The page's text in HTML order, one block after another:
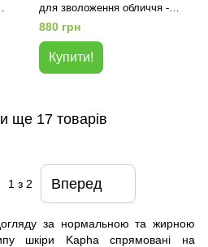
для зволоження обличчя -
БІЛИЙ РИС
880 грн
Купити!
ще 17 товарів
1 з 2 Вперед
за нормальною та жирною
шкіри Kapha спрямовані на